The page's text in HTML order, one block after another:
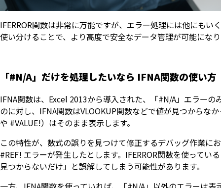
IFERROR関数は非常に万能ですが、エラー処理には他にも
使い分けることで、より高度で安全なデータ管理が可能にな
「#N/A」だけを処理したいなら IFNA関数の使い方
IFNA関数は、Excel 2013から導入された、「#N/A」エラー
のに対し、IFNA関数はVLOOKUP関数などで値が見つからな
や #VALUE!）はそのまま表示します。
この特性が、数式の誤りを見つけて修正するデバッグ作業に
#REF! エラーが発生したとします。IFERROR関数を使って
見つからないだけ」と誤解してしまう可能性があります。